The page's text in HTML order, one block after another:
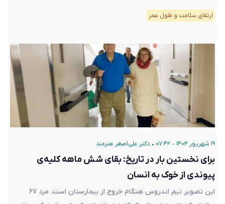
ارتقای سلامت و طول عمر
۱۹ شهریور ۱۴۰۴ – ۰۷:۴۲ • دکتر علی‌اصغر هنرمند
برای نخستین بار در تاریخ: بقای شش ماهه‌ کلیه‌ی
پیوندی از خوک به انسان
این تصویر تیم اندروس هنگام خروج از بیمارستان است. مرد ۶۷